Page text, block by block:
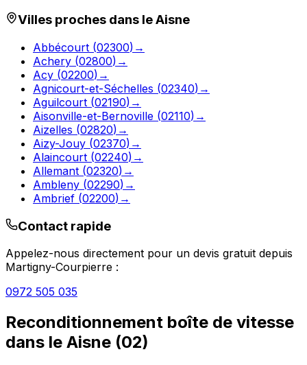
Villes proches dans leAisne
Abbécourt (02300) →
Achery (02800) →
Acy (02200) →
Agnicourt-et-Séchelles (02340) →
Aguilcourt (02190) →
Aisonville-et-Bernoville (02110) →
Aizelles (02820) →
Aizy-Jouy (02370) →
Alaincourt (02240) →
Allemant (02320) →
Ambleny (02290) →
Ambrief (02200) →
Contact rapide
Appelez-nous directement pour un devis gratuit depuis
Martigny-Courpierre :
0972 505 035
Reconditionnement boîte de vitesse
dans le Aisne (02)